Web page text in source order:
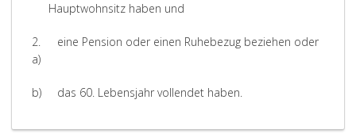
Hauptwohnsitz haben und
2.
a)
eine Pension oder einen Ruhebezug beziehen oder
b) das 60. Lebensjahr vollendet haben.